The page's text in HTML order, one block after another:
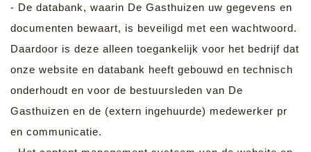
- De databank, waarin De Gasthuizen uw gegevens en
documenten bewaart, is beveiligd met een wachtwoord.
Daardoor is deze alleen toegankelijk voor het bedrijf dat
onze website en databank heeft gebouwd en technisch
onderhoudt en voor de bestuursleden van De
Gasthuizen en de (extern ingehuurde) medewerker pr
en communicatie.